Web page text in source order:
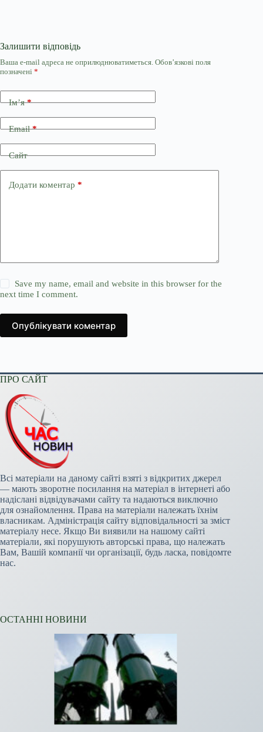
Залишити відповідь
Ваша e-mail адреса не оприлюднюватиметься. Обов’язкові поля
позначені *
Ім’я*
Email*
Сайт
Додати коментар *
Save my name, email and website in this browser for the
next time I comment.
Опублікувати коментар
ПРО САЙТ
Всі матеріали на даному сайті взяті з відкритих джерел
— мають зворотне посилання на матеріал в інтернеті або
надіслані відвідувачами сайту та надаються виключно
для ознайомлення. Права на матеріали належать їхнім
власникам. Адміністрація сайту відповідальності за зміст
матеріалу несе. Якщо Ви виявили на нашому сайті
матеріали, які порушують авторські права, що належать
Вам, Вашій компанії чи організації, будь ласка, повідомте
нас.
ОСТАННІ НОВИНИ